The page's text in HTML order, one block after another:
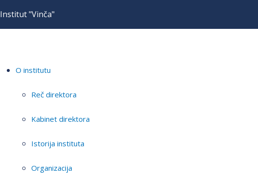
Institut "Vinča"
O institutu
Reč direktora
Kabinet direktora
Istorija instituta
Organizacija